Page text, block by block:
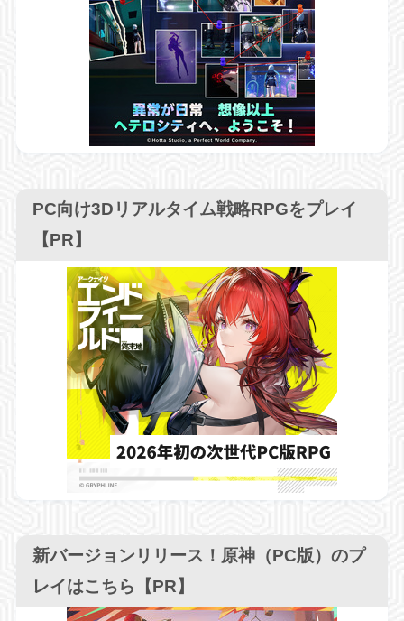
PC向け3Dリアルタイム戦略RPGをプレイ
【PR】
新バージョンリリース！原神（PC版）のプ
レイはこちら【PR】